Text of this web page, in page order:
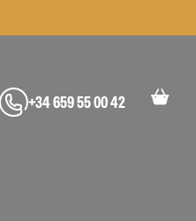
+34 659 55 00 42